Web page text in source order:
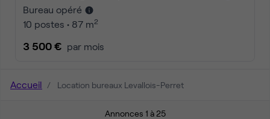
Bureau opéré
10 postes • 87 m2
3 500 € par mois
Accueil Location bureaux Levallois-Perret
Annonces 1 à 25